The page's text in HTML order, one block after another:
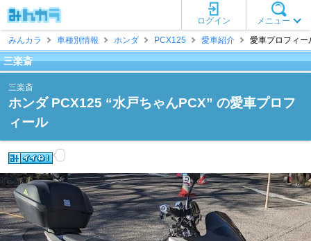
メニュー
ログイン
みんカラ
車種別情報 ホンダ PCX125 愛車紹介 愛車プロフィー
三楽斎
三楽斎
ホンダ PCX125 “水戸ちゃんPCX” の愛車プロフ
ィール